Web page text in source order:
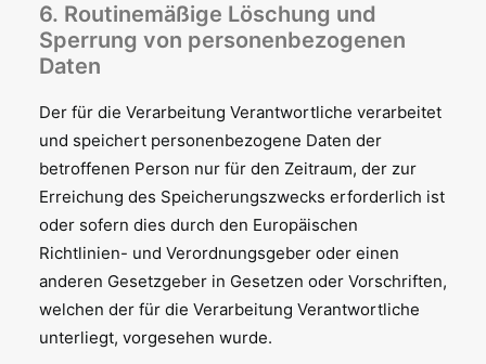
6. Routinemäßige Löschung und
Sperrung von personenbezogenen
Daten
Der für die Verarbeitung Verantwortliche verarbeitet
und speichert personenbezogene Daten der
betroffenen Person nur für den Zeitraum, der zur
Erreichung des Speicherungszwecks erforderlich ist
oder sofern dies durch den Europäischen
Richtlinien- und Verordnungsgeber oder einen
anderen Gesetzgeber in Gesetzen oder Vorschriften,
welchen der für die Verarbeitung Verantwortliche
unterliegt, vorgesehen wurde.